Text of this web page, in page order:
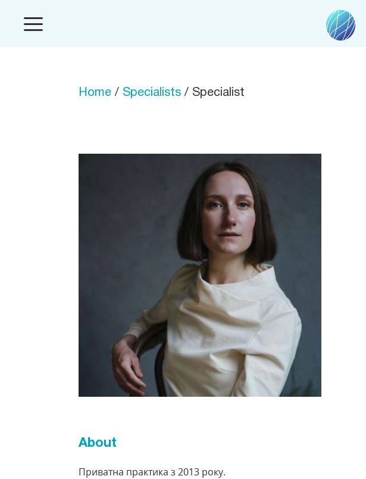
Home / Specialists / Specialist
About
Приватна практика з 2013 року.